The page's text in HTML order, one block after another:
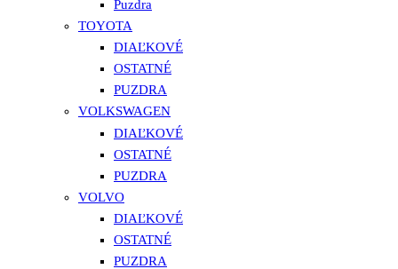
Puzdra
TOYOTA
DIAĽKOVÉ
OSTATNÉ
PUZDRA
VOLKSWAGEN
DIAĽKOVÉ
OSTATNÉ
PUZDRA
VOLVO
DIAĽKOVÉ
OSTATNÉ
PUZDRA